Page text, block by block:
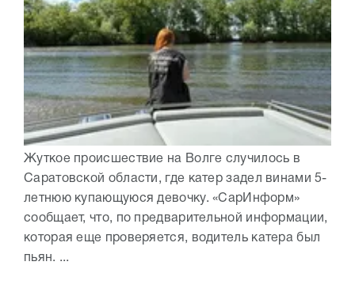
Жуткое происшествие на Волге случилось в
Саратовской области, где катер задел винами 5-
летнюю купающуюся девочку. «СарИнформ»
сообщает, что, по предварительной информации,
которая еще проверяется, водитель катера был
пьян. ...